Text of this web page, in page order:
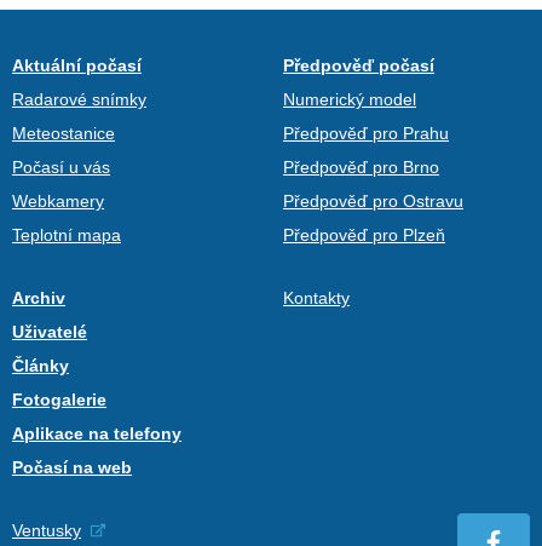
Aktuální počasí
Radarové snímky
Meteostanice
Počasí u vás
Webkamery
Teplotní mapa
Předpověď počasí
Numerický model
Předpověď pro Prahu
Předpověď pro Brno
Předpověď pro Ostravu
Předpověď pro Plzeň
Archiv
Uživatelé
Články
Fotogalerie
Aplikace na telefony
Počasí na web
Kontakty
Ventusky